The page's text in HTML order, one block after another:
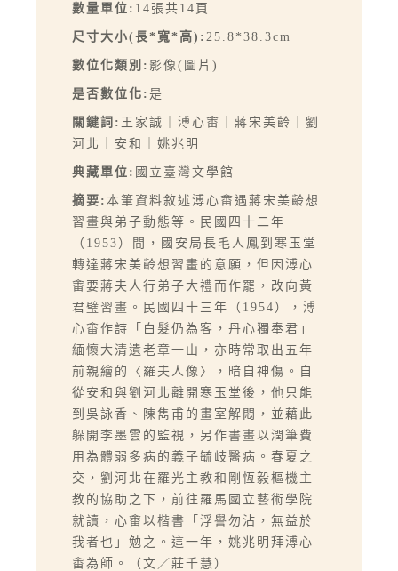
數量單位: 14張共14頁
尺寸大小(長*寬*高): 25.8*38.3cm
數位化類別: 影像(圖片)
是否數位化: 是
關鍵詞: 王家誠｜溥心畬｜蔣宋美齡｜劉
河北｜安和｜姚兆明
典藏單位: 國立臺灣文學館
摘要: 本筆資料敘述溥心畬遇蔣宋美齡想
習畫與弟子動態等。民國四十二年
（1953）間，國安局長毛人鳳到寒玉堂
轉達蔣宋美齡想習畫的意願，但因溥心
畬要蔣夫人行弟子大禮而作罷，改向黃
君璧習畫。民國四十三年（1954），溥
心畬作詩「白髮仍為客，丹心獨奉君」
緬懷大清遺老章一山，亦時常取出五年
前親繪的〈羅夫人像〉，暗自神傷。自
從安和與劉河北離開寒玉堂後，他只能
到吳詠香、陳雋甫的畫室解悶，並藉此
躲開李墨雲的監視，另作書畫以潤筆費
用為體弱多病的義子毓岐醫病。春夏之
交，劉河北在羅光主教和剛恆毅樞機主
教的協助之下，前往羅馬國立藝術學院
就讀，心畬以楷書「浮譽勿沾，無益於
我者也」勉之。這一年，姚兆明拜溥心
畬為師。（文／莊千慧）